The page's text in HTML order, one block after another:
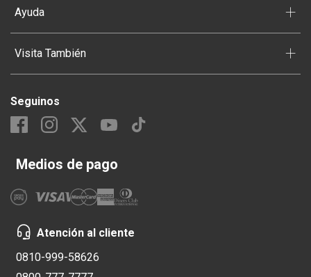
Ayuda +
Visita También +
Seguinos
Medios de pago
Atención al cliente
0810-999-58626